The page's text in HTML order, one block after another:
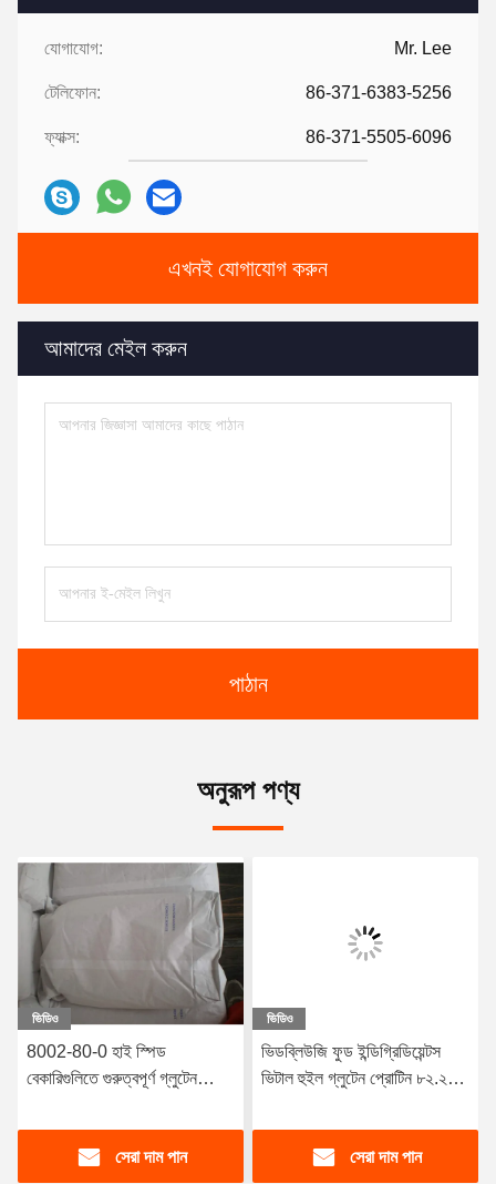
যোগাযোগ: Mr. Lee
টেলিফোন: 86-371-6383-5256
ফ্যাক্স: 86-371-5505-6096
এখনই যোগাযোগ করুন
আমাদের মেইল করুন
পাঠান
অনুরূপ পণ্য
ভিডিও
8002-80-0 হাই স্পিড
বেকারিগুলিতে গুরুত্বপূর্ণ গ্লুটেন
সেরা দাম পান
ভিডিও
ভিডব্লিউজি ফুড ইন্ডিগ্রিডিয়েন্টস
ভিটাল হুইল গ্লুটেন প্রোটিন ৮২.২%
সেরা দাম পান